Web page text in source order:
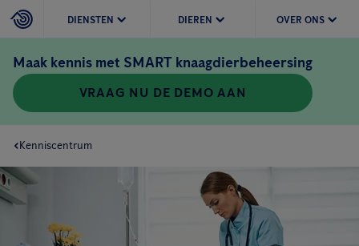
DIENSTEN DIEREN OVER ONS
Maak kennis met SMART knaagdierbeheersing
VRAAG NU DE DEMO AAN
Kenniscentrum